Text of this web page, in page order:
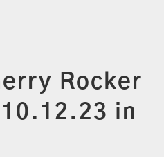
Rocker
in